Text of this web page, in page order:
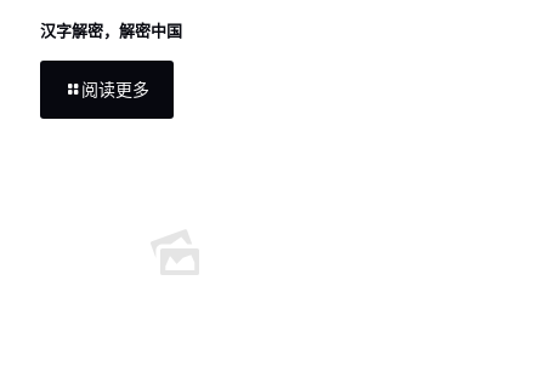
汉字解密，解密中国
阅读更多